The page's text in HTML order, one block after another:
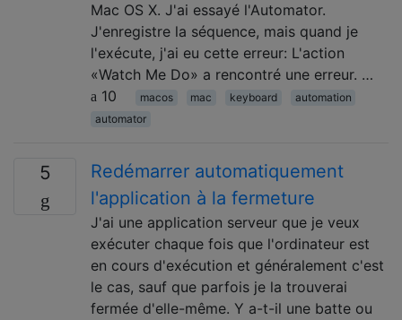
Mac OS X. J'ai essayé l'Automator.
J'enregistre la séquence, mais quand je
l'exécute, j'ai eu cette erreur: L'action
«Watch Me Do» a rencontré une erreur. …
10
macos mac keyboard
automation
automator
5
Redémarrer automatiquement
l'application à la fermeture
J'ai une application serveur que je veux
exécuter chaque fois que l'ordinateur est
en cours d'exécution et généralement c'est
le cas, sauf que parfois je la trouverai
fermée d'elle-même. Y a-t-il une batte ou